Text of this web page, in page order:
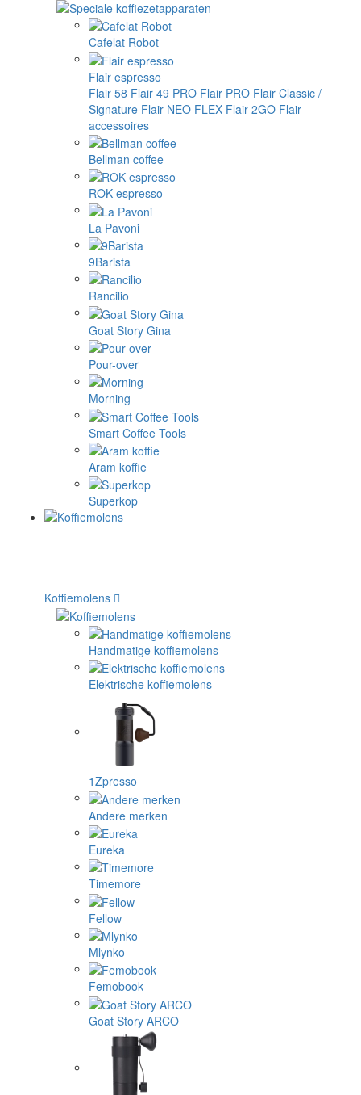
Cafelat Robot
Flair espresso
Flair 58 Flair 49 PRO Flair PRO Flair Classic /
Signature Flair NEO FLEX Flair 2GO Flair
accessoires
Bellman coffee
ROK espresso
La Pavoni
9Barista
Rancilio
Goat Story Gina
Pour-over
Morning
Smart Coffee Tools
Aram koffie
Superkop
Koffiemolens
Handmatige koffiemolens
Elektrische koffiemolens
1Zpresso
Andere merken
Eureka
Timemore
Fellow
Mlynko
Femobook
Goat Story ARCO